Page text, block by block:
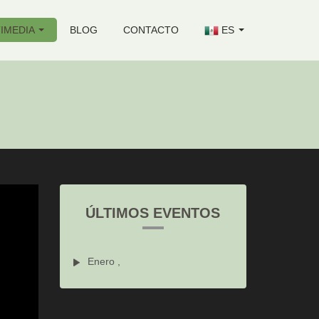
BLOG CONTACTO ES
ÚLTIMOS EVENTOS
Enero ,